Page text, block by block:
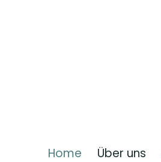
Home Über uns